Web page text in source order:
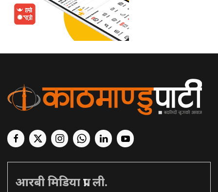
आरबी मिडिया प्रा. ली.